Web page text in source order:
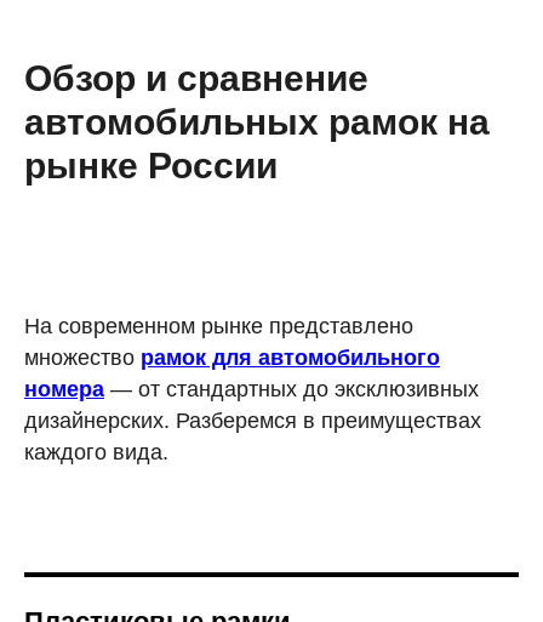
Обзор и сравнение
автомобильных рамок на
рынке России
На современном рынке представлено
множество рамок для автомобильного
номера — от стандартных до эксклюзивных
дизайнерских. Разберемся в преимуществах
каждого вида.